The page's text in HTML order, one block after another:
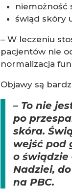
niemożność
świąd skóry
– W leczeniu
pacjentów nie
normalizacja
Objawy są
– To nie
po
skóra.
wejść pod
o świądzie
Nadziei,
na PBC.